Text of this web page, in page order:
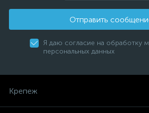
Отправить
Я даю согласие на обработку
персональных данных
Крепеж